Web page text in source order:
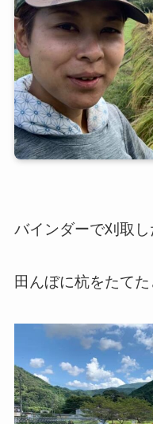
バインダーで刈取し
田んぼに杭をたてた